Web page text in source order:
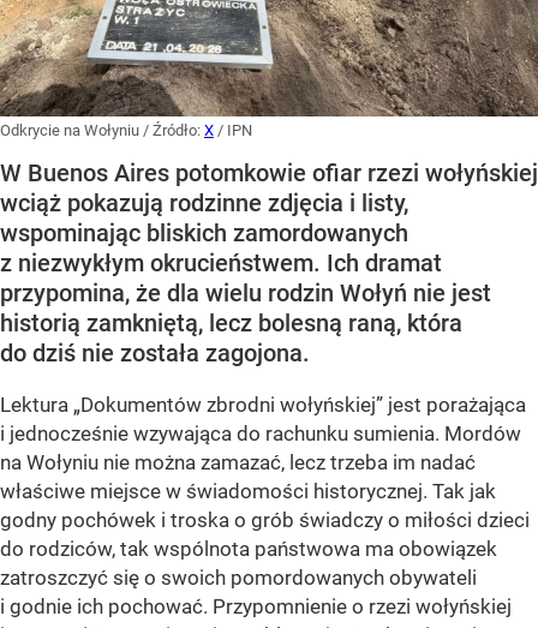
Odkrycie na Wołyniu / Źródło: X / IPN
W Buenos Aires potomkowie ofiar rzezi wołyńskiej
wciąż pokazują rodzinne zdjęcia i listy,
wspominając bliskich zamordowanych
z niezwykłym okrucieństwem. Ich dramat
przypomina, że dla wielu rodzin Wołyń nie jest
historią zamkniętą, lecz bolesną raną, która
do dziś nie została zagojona.
Lektura „Dokumentów zbrodni wołyńskiej” jest porażająca
i jednocześnie wzywająca do rachunku sumienia. Mordów
na Wołyniu nie można zamazać, lecz trzeba im nadać
właściwe miejsce w świadomości historycznej. Tak jak
godny pochówek i troska o grób świadczy o miłości dzieci
do rodziców, tak wspólnota państwowa ma obowiązek
zatroszczyć się o swoich pomordowanych obywateli
i godnie ich pochować. Przypomnienie o rzezi wołyńskiej